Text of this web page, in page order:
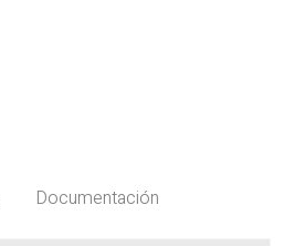
Documentación